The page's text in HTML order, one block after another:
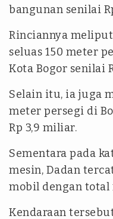
bangunan senilai
Rinciannya
seluas 150 meter
Kota Bogor senilai
Selain itu, ia juga
meter persegi di
Rp 3,9 miliar.
Sementara pada
mesin, Dadan
mobil dengan total
Kendaraan